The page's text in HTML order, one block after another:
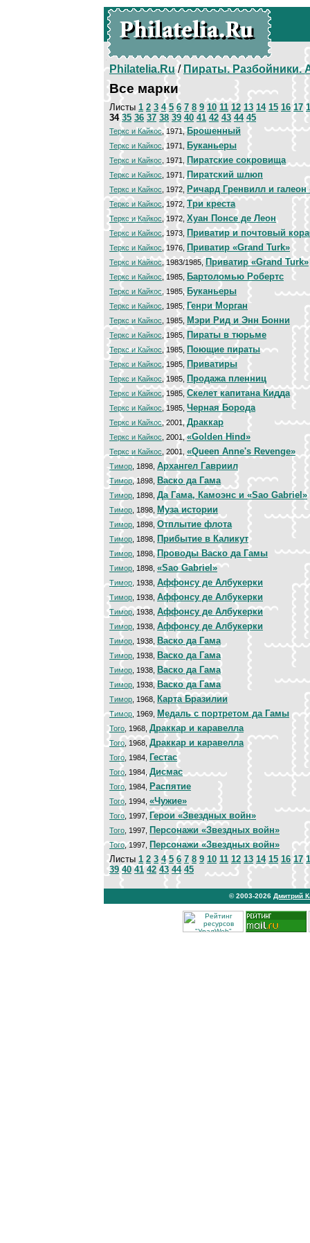
Philatelia.Ru/Пираты. Разбойники.
Все марки
Листы 1 2 3 4 5 6 7 8 9 10 11 12 13 14 15 16 17
34 35 36 37 38 39 40 41 42 43 44 45
Теркс и Кайкос, 1971,Брошенный
Теркс и Кайкос , 1971, Буканьеры
Теркс и Кайкос , 1971, Пиратские сокровища
Теркс и Кайкос , 1971, Пиратский шлюп
Теркс и Кайкос , 1972, Ричард Гренвилл и галеон
Теркс и Кайкос , 1972, Три креста
Теркс и Кайкос , 1972, Хуан Понсе де Леон
Теркс и Кайкос , 1973, Приватир и почтовый
Теркс и Кайкос , 1976, Приватир «Grand Turk»
Теркс и Кайкос, 1983/1985, Приватир «Grand Turk»
Теркс и Кайкос , 1985, Бартоломью Робертс
Теркс и Кайкос , 1985, Буканьеры
Теркс и Кайкос , 1985,Генри Морган
Теркс и Кайкос , 1985, Мэри Рид и Энн Бонни
Теркс и Кайкос , 1985, Пираты в тюрьме
Теркс и Кайкос , 1985, Поющие пираты
Теркс и Кайкос , 1985, Приватиры
Теркс и Кайкос , 1985, Продажа пленниц
Теркс и Кайкос , 1985, Скелет капитана Кидда
Теркс и Кайкос , 1985, Черная Борода
Теркс и Кайкос, 2001,Драккар
Теркс и Кайкос , 2001,«Golden Hind»
Теркс и Кайкос , 2001, «Queen Anne's Revenge»
Тимор , 1898, Архангел Гавриил
Тимор, 1898, Васко да Гама
Тимор , 1898, Да Гама, Камоэнс и «Sao Gabriel»
Тимор , 1898, Муза истории
Тимор , 1898, Отплытие флота
Тимор , 1898, Прибытие в Каликут
Тимор , 1898,Проводы Васко да Гамы
Тимор , 1898, «Sao Gabriel»
Тимор , 1938, Аффонсу де Албукерки
Тимор , 1938, Аффонсу де Албукерки
Тимор , 1938, Аффонсу де Албукерки
Тимор , 1938, Аффонсу де Албукерки
Тимор , 1938, Васко да Гама
Тимор , 1938, Васко да Гама
Тимор , 1938, Васко да Гама
Тимор , 1938,Васко да Гама
Тимор , 1968, Карта Бразилии
Тимор, 1969, Медаль с портретом да Гамы
Того , 1968, Драккар и каравелла
Того , 1968, Драккар и каравелла
Того , 1984, Гестас
Того , 1984, Дисмас
Того , 1984, Распятие
Того , 1994, «Чужие»
Того , 1997, Герои «Звездных войн»
Того , 1997, Персонажи «Звездных войн»
Того, 1997,
Персонажи «Звездных войн»
Листы 1 2 3 4 5 6 7 8 9 10 11 12 13 14 15 16 17
39 40 41 42 43 44 45
© 2003-2026 Дмитрий